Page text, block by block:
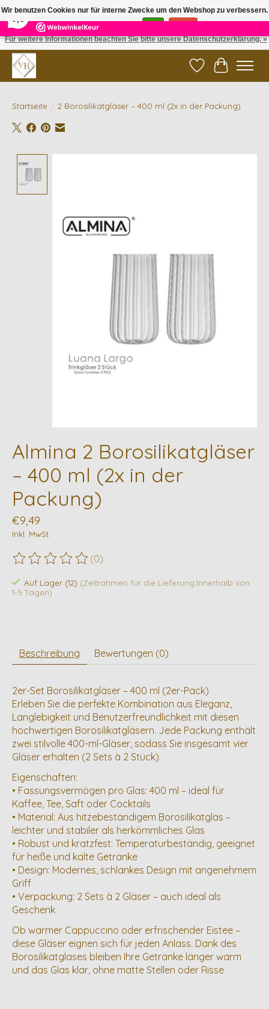
5 Reviews ×
✓ Gratis verzending vanaf €200 | ✓ 14 dagen retourneren
Wunschzettel
Ihr
Startseite / 2 Borosilikatgläser – 400 ml (2x in der Packung)
Almina 2 Borosilikatgläser
– 400 ml (2x in der
Packung)
€9,49
Inkl. MwSt.
Die Bewertung dieses Produkts ist
(0)
Auf Lager (12) (Zeitrahmen für die Lieferung:Innerhalb von
1-5 Tagen)
Beschreibung Bewertungen (0)
2er-Set Borosilikatgläser – 400 ml (2er-Pack)
Erleben Sie die perfekte Kombination aus Eleganz,
Langlebigkeit und Benutzerfreundlichkeit mit diesen
hochwertigen Borosilikatgläsern. Jede Packung enthält
zwei stilvolle 400-ml-Gläser, sodass Sie insgesamt vier
Gläser erhalten (2 Sets à 2 Stück).
Eigenschaften:
• Fassungsvermögen pro Glas: 400 ml – ideal für
Kaffee, Tee, Saft oder Cocktails
• Material: Aus hitzebeständigem Borosilikatglas –
leichter und stabiler als herkömmliches Glas
• Robust und kratzfest: Temperaturbeständig, geeignet
für heiße und kalte Getränke
• Design: Modernes, schlankes Design mit angenehmem
Griff
• Verpackung: 2 Sets à 2 Gläser – auch ideal als
Geschenk
Ob warmer Cappuccino oder erfrischender Eistee –
diese Gläser eignen sich für jeden Anlass. Dank des
Borosilikatglases bleiben Ihre Getränke länger warm
und das Glas klar, ohne matte Stellen oder Risse
Wir benutzen Cookies nur für interne Zwecke um den Webshop zu verbessern.
Ist das in Ordnung?
Für weitere Informationen beachten Sie bitte unsere Datenschutzerklärung. »